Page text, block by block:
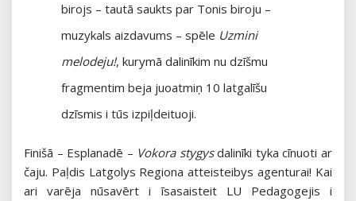
birojs – tautā saukts par Tonis biroju –
muzykals aizdavums – spēle Uzmini
melodeju!, kurymā dalinīkim nu dzīšmu
fragmentim beja juoatmiņ 10 latgalīšu
dzīsmis i tūs izpiļdeituoji.
Finišā – Esplanadē – Vokora stygysdalinīki tyka cīnuoti ar
čaju. Paļdis Latgolys Regiona atteisteibys agenturai! Kai
ari varēja nūsavērt i īsasaisteit LU Pedagogejis i